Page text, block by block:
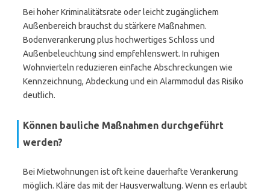
Bei hoher Kriminalitätsrate oder leicht zugänglichem
Außenbereich brauchst du stärkere Maßnahmen.
Bodenverankerung plus hochwertiges Schloss und
Außenbeleuchtung sind empfehlenswert. In ruhigen
Wohnvierteln reduzieren einfache Abschreckungen wie
Kennzeichnung, Abdeckung und ein Alarmmodul das Risiko
deutlich.
Können bauliche Maßnahmen durchgeführt
werden?
Bei Mietwohnungen ist oft keine dauerhafte Verankerung
möglich. Kläre das mit der Hausverwaltung. Wenn es erlaubt